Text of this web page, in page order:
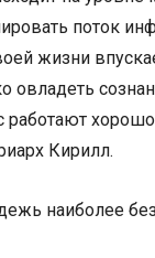
поток
жизни
овладеть
работают
Кирилл.
наиболее